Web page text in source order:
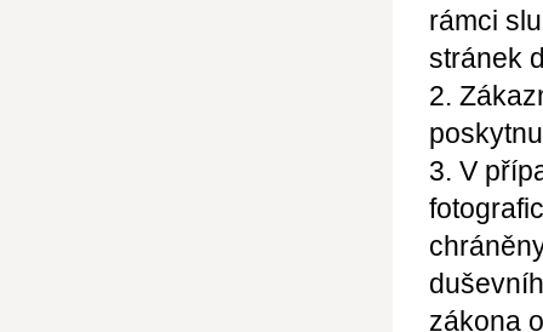
rámci
stránek
2.
3. V
zákona